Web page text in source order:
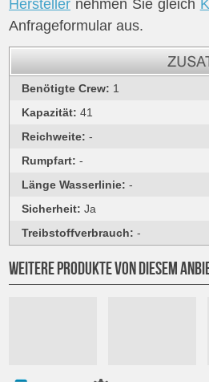
Hersteller nehmen Sie gleich
Anfrageformular aus.
Benötigte Crew: 1
Kapazität: 41
Reichweite: -
Rumpfart: -
Länge Wasserlinie: -
Sicherheit: Ja
Treibstoffverbrauch: -
WEITERE PRODUKTE VON DIESEM